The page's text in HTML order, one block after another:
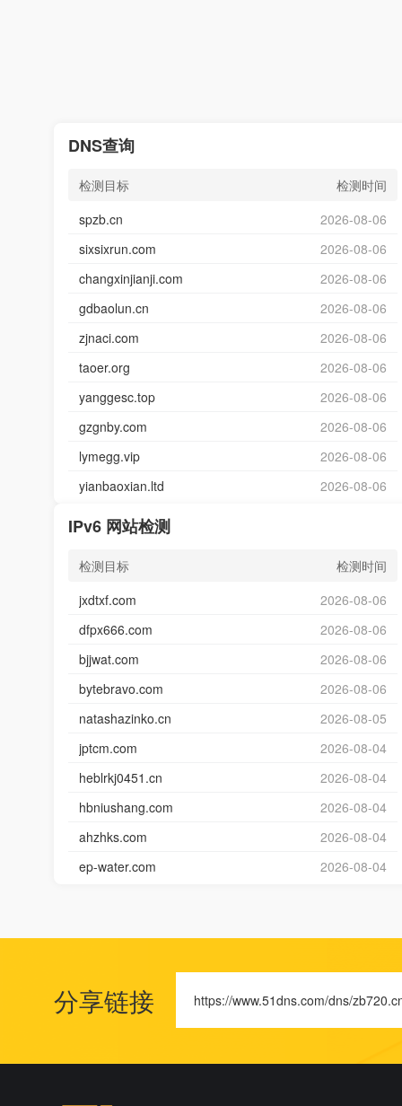
DNS查询
检测目标
检测时间
spzb.cn
2026-08-06
sixsixrun.com
2026-08-06
changxinjianji.com
2026-08-06
gdbaolun.cn
2026-08-06
zjnaci.com
2026-08-06
taoer.org
2026-08-06
yanggesc.top
2026-08-06
gzgnby.com
2026-08-06
lymegg.vip
2026-08-06
yianbaoxian.ltd
2026-08-06
IPv6 网站检测
检测目标
检测时间
jxdtxf.com
2026-08-06
dfpx666.com
2026-08-06
bjjwat.com
2026-08-06
bytebravo.com
2026-08-06
natashazinko.cn
2026-08-05
jptcm.com
2026-08-04
heblrkj0451.cn
2026-08-04
hbniushang.com
2026-08-04
ahzhks.com
2026-08-04
ep-water.com
2026-08-04
分享链接 https://www.51dns.com/dns/